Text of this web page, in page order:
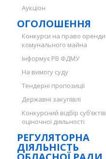
Аукціон
ОГОЛОШЕННЯ
Конкурси на право оренди
комунального майна
Інформує РВ ФДМУ
На вимогу суду
Тендерні пропозиції
Державні закупівлі
Конкурсний відбір суб’єктів
оціночної діяльності
РЕГУЛЯТОРНА
ДІЯЛЬНІСТЬ